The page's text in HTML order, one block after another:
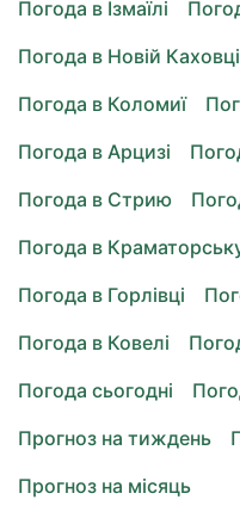
Погода в Ізмаїлі
Погода в Новій Каховці
Погода в Коломиї
Погода в Арцизі
Погода в Стрию
Погода в
Погода в Горлівці
Погода в Ковелі
Погода сьогодні
Прогноз на тиждень
Прогноз на місяць